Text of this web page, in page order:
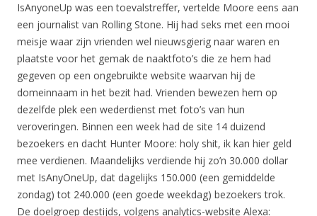
IsAnyoneUp was een toevalstreffer, vertelde Moore eens aan
een journalist van Rolling Stone. Hij had seks met een mooi
meisje waar zijn vrienden wel nieuwsgierig naar waren en
plaatste voor het gemak de naaktfoto’s die ze hem had
gegeven op een ongebruikte website waarvan hij de
domeinnaam in het bezit had. Vrienden bewezen hem op
dezelfde plek een wederdienst met foto’s van hun
veroveringen. Binnen een week had de site 14 duizend
bezoekers en dacht Hunter Moore: holy shit, ik kan hier geld
mee verdienen. Maandelijks verdiende hij zo’n 30.000 dollar
met IsAnyOneUp, dat dagelijks 150.000 (een gemiddelde
zondag) tot 240.000 (een goede weekdag) bezoekers trok.
De doelgroep destijds, volgens analytics-website Alexa: